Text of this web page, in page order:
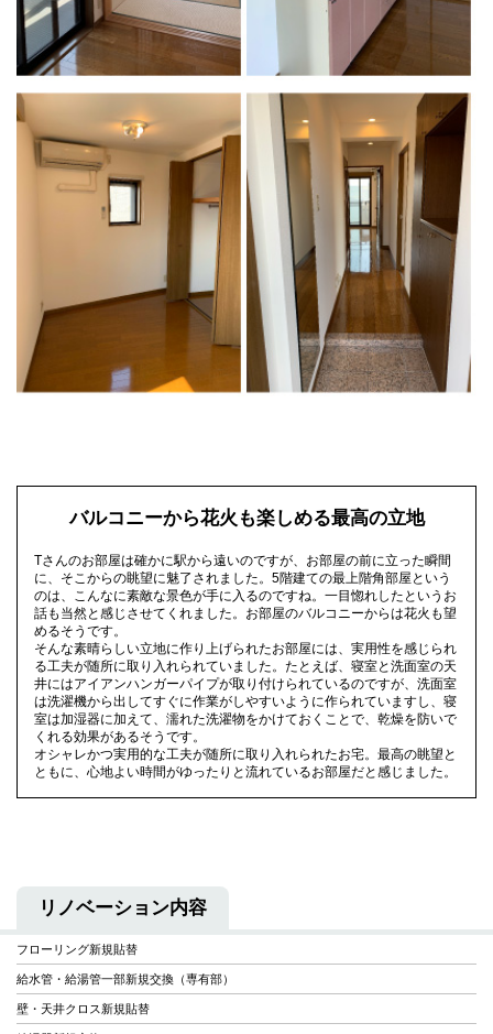
バルコニーから花火も楽しめる最高の立地
Tさんのお部屋は確かに駅から遠いのですが、お部屋の前に立った瞬間
に、そこからの眺望に魅了されました。5階建ての最上階角部屋という
のは、こんなに素敵な景色が手に入るのですね。一目惚れしたというお
話も当然と感じさせてくれました。お部屋のバルコニーからは花火も望
めるそうです。
そんな素晴らしい立地に作り上げられたお部屋には、実用性を感じられ
る工夫が随所に取り入れられていました。たとえば、寝室と洗面室の天
井にはアイアンハンガーパイプが取り付けられているのですが、洗面室
は洗濯機から出してすぐに作業がしやすいように作られていますし、寝
室は加湿器に加えて、濡れた洗濯物をかけておくことで、乾燥を防いで
くれる効果があるそうです。
オシャレかつ実用的な工夫が随所に取り入れられたお宅。最高の眺望と
ともに、心地よい時間がゆったりと流れているお部屋だと感じました。
リノベーション内容
フローリング新規貼替
給水管・給湯管一部新規交換（専有部）
壁・天井クロス新規貼替